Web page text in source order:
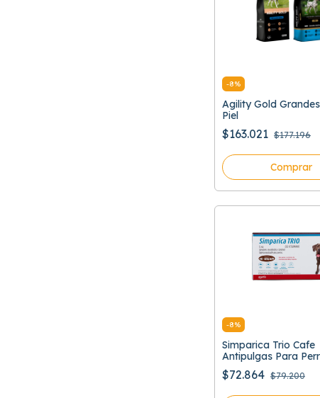
-8%
Agility Gold
Piel
$163.021 $177.196
Comprar
-8%
Simparica Trio Cafe
Antipulgas Para
40 A 60 Kg
$72.864 $79.200